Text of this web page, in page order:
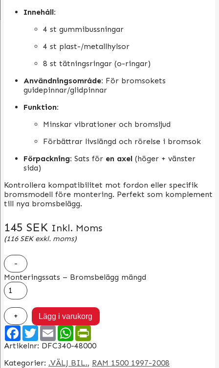
Innehåll:
4 st gummibussningar
4 st plast-/metallhylsor
8 st tätningsringar (o-ringar)
Användningsområde: För bromsokets
guidepinnar/glidpinnar
Funktion:
Minskar vibrationer och bromsljud
Förbättrar livslängd och rörelse i bromsok
Förpackning: Sats för en axel (höger + vänster
sida)
Kontrollera kompatibilitet mot fordon eller specifik
bromsmodell före montering. Perfekt som komplement
till nya bromsbelägg.
145 SEK Inkl. Moms
(116 SEKexkl. moms)
-
Monteringssats – Bromsbelägg mängd
+ Lägg i varukorg
Facebook
TwitterEmailWhatsApp
Artikelnr: DFC340-48000
Kategorier: .VÄLJ BIL., RAM 1500 1997-2008